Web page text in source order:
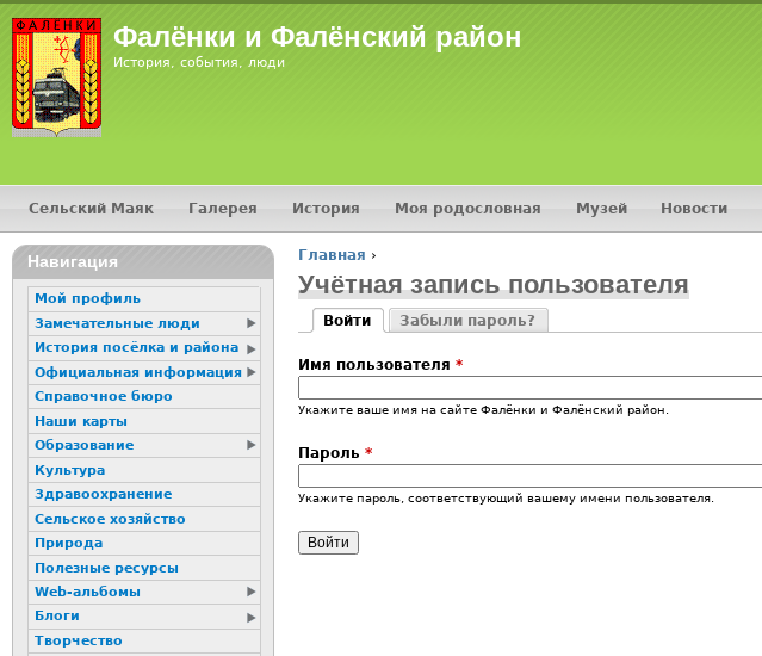
Фалёнки и Фалёнский район
История, события, люди
Вы здесь
Главная ›
Учётная запись пользователя
Главные вкладки
Войти
Забыли пароль?
Имя пользователя *
Укажите ваше имя на сайте Фалёнки и Фалёнский район.
Пароль *
Укажите пароль, соответствующий вашему имени пользователя.
Главное меню
Сельский Маяк Галерея История Моя родословная Музей Новости
Навигация
Мой профиль
Замечательные люди
История посёлка и района
Официальная информация
Справочное бюро
Наши карты
Образование
Культура
Здравоохранение
Сельское хозяйство
Природа
Полезные ресурсы
Web-альбомы
Блоги
Творчество